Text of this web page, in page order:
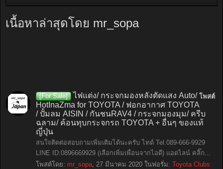
เนื้อหาล่าสุดโดย mr_sopa
โพสต์
[For Sale]
ไฟแต่ง/ กระจกมองหลังตัดแสง Auto/
HotInaZma for TOYOTA / ฟอกอากาศ TOYOTA
/ ปั้มลม AISIN / กันชนRAV4 / กระจกมองมุม/ ครีบ
ฉลาม/ ค้อนทุบกระจกรถ TOYOTA + อื่นๆ ของแท้
ญี่ปุ่น
สนใจติดต่อสอบถามเพิ่มเติมได้นะครับ ไทด์ Tel.089-666-9929
LINE ID:0896669929 (เลือกเพิ่มเพื่อนจากไอดี) แอดไลน์ คลิ๊ก...
โพสต์โดย: mr_sopa, 27 มีนาคม 2020 ในฟอรั่ม: Toyota Clubs